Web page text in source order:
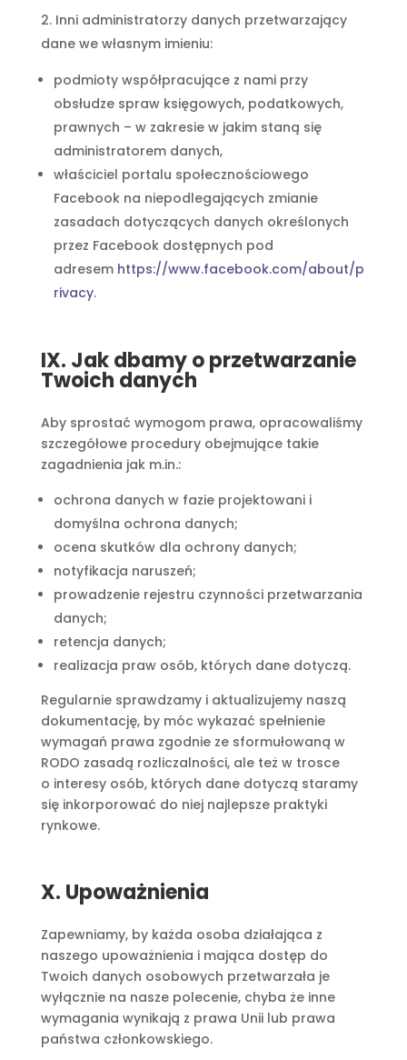
Inni administratorzy danych przetwarzający
dane we własnym imieniu:
podmioty współpracujące z nami przy
obsłudze spraw księgowych, podatkowych,
prawnych – w zakresie w jakim staną się
administratorem danych,
właściciel portalu społecznościowego
Facebook na niepodlegających zmianie
zasadach dotyczących danych określonych
przez Facebook dostępnych pod
adresem https://www.facebook.com/about/p
rivacy.
IX. Jak dbamy o przetwarzanie
Twoich danych
Aby sprostać wymogom prawa, opracowaliśmy
szczegółowe procedury obejmujące takie
zagadnienia jak m.in.:
ochrona danych w fazie projektowani i
domyślna ochrona danych;
ocena skutków dla ochrony danych;
notyfikacja naruszeń;
prowadzenie rejestru czynności przetwarzania
danych;
retencja danych;
realizacja praw osób, których dane dotyczą.
Regularnie sprawdzamy i aktualizujemy naszą
dokumentację, by móc wykazać spełnienie
wymagań prawa zgodnie ze sformułowaną w
RODO zasadą rozliczalności, ale też w trosce
o interesy osób, których dane dotyczą staramy
się inkorporować do niej najlepsze praktyki
rynkowe.
X. Upoważnienia
Zapewniamy, by każda osoba działająca z
naszego upoważnienia i mająca dostęp do
Twoich danych osobowych przetwarzała je
wyłącznie na nasze polecenie, chyba że inne
wymagania wynikają z prawa Unii lub prawa
państwa członkowskiego.